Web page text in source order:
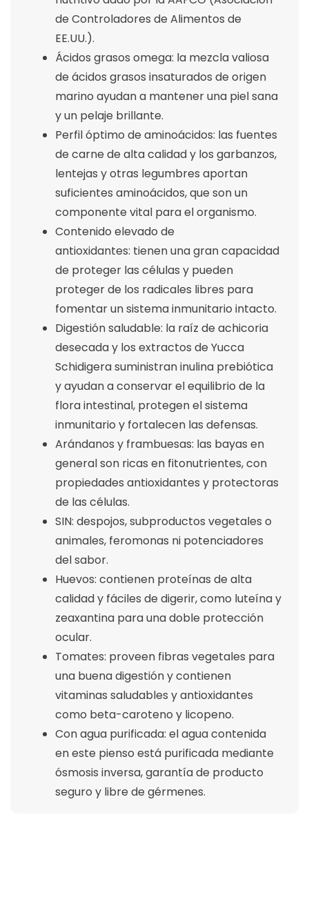
de Controladores de Alimentos de
EE.UU.).
Ácidos grasos omega: la mezcla valiosa
de ácidos grasos insaturados de origen
marino ayudan a mantener una piel sana
y un pelaje brillante.
Perfil óptimo de aminoácidos: las fuentes
de carne de alta calidad y los garbanzos,
lentejas y otras legumbres aportan
suficientes aminoácidos, que son un
componente vital para el organismo.
Contenido elevado de
antioxidantes: tienen una gran capacidad
de proteger las células y pueden
proteger de los radicales libres para
fomentar un sistema inmunitario intacto.
Digestión saludable: la raíz de achicoria
desecada y los extractos de Yucca
Schidigera suministran inulina prebiótica
y ayudan a conservar el equilibrio de la
flora intestinal, protegen el sistema
inmunitario y fortalecen las defensas.
Arándanos y frambuesas: las bayas en
general son ricas en fitonutrientes, con
propiedades antioxidantes y protectoras
de las células.
SIN: despojos, subproductos vegetales o
animales, feromonas ni potenciadores
del sabor.
Huevos: contienen proteínas de alta
calidad y fáciles de digerir, como luteína y
zeaxantina para una doble protección
ocular.
Tomates: proveen fibras vegetales para
una buena digestión y contienen
vitaminas saludables y antioxidantes
como beta-caroteno y licopeno.
Con agua purificada: el agua contenida
en este pienso está purificada mediante
ósmosis inversa, garantía de producto
seguro y libre de gérmenes.